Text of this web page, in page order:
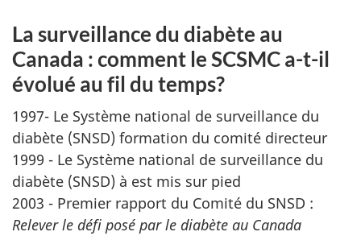
La surveillance du diabète au
Canada : comment le SCSMC a-t-il
évolué au fil du temps?
1997- Le Système national de surveillance du
diabète (SNSD) formation du comité directeur
1999 - Le Système national de surveillance du
diabète (SNSD) à est mis sur pied
2003 - Premier rapport du Comité du SNSD :
Relever le défi posé par le diabète au Canada